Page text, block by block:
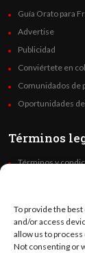
To provide the
and/or access
allow us to
Not consenting or
Guía Orato para
Advertise
Publicidad
Conviértete en
Comunidados de
Oportunidades
Términos
Términos y
Code of Ethics